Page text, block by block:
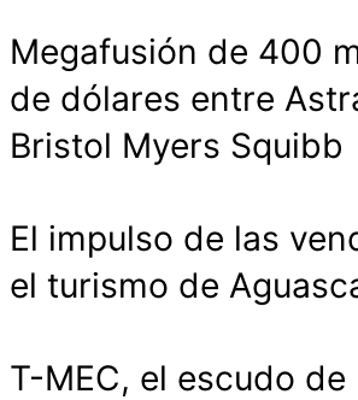
Megafusión de 400
de dólares entre
Bristol Myers Squibb
El impulso de las
el turismo de
T-MEC, el escudo de